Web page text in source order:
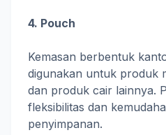
4. Pouch
Kemasan berbentuk
digunakan untuk produk
dan produk cair lainnya.
fleksibilitas dan
penyimpanan.